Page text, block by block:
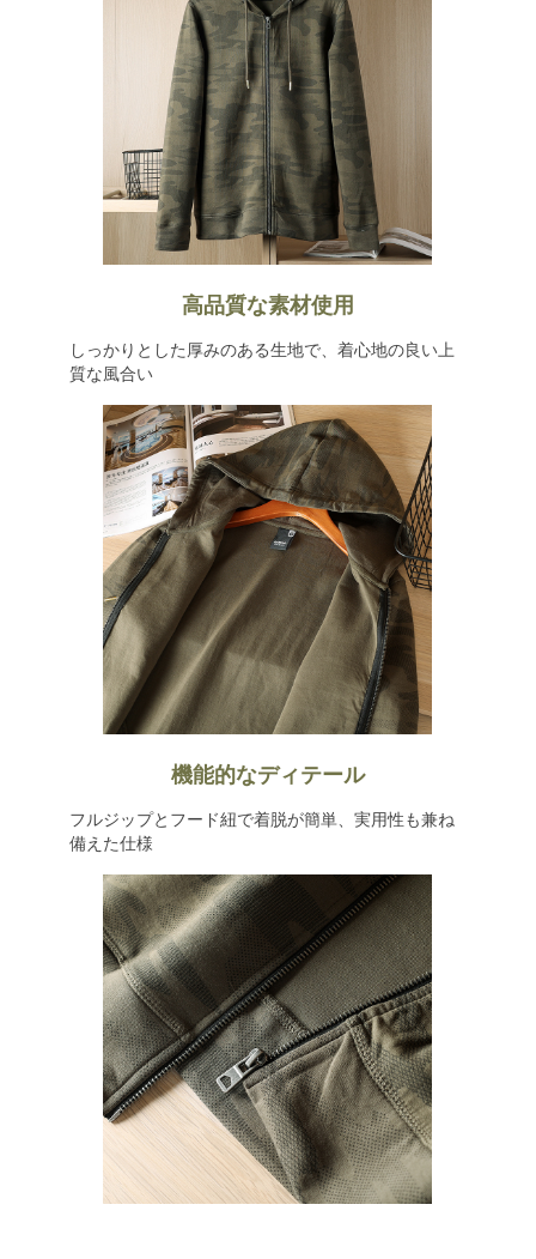
高品質な素材使用
しっかりとした厚みのある生地で、着心地の良い上
質な風合い
機能的なディテール
フルジップとフード紐で着脱が簡単、実用性も兼ね
備えた仕様